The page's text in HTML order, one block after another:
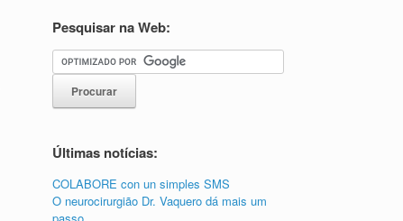
Pesquisar na Web:
Últimas notícias:
COLABORE con un simples SMS
O neurocirurgião Dr. Vaquero dá mais um